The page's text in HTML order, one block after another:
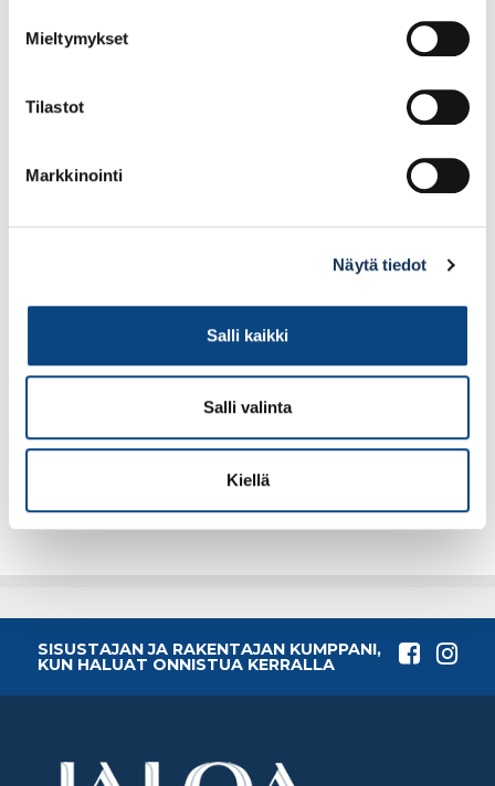
Mieltymykset
Tilastot
Markkinointi
Näytä tiedot
Salli kaikki
Salli valinta
Kiellä
Lisää tilauskoriin Lisää tilauskoriin
SE21APB (poistuva)
79.68€ /pg(alv. 0%)
Turvajalkine Giasco
(POISTUVA)
175.82€ /pg(alv. 0%)
SISUSTAJAN JA RAKENTAJAN KUMPPANI,
KUN HALUAT ONNISTUA KERRALLA